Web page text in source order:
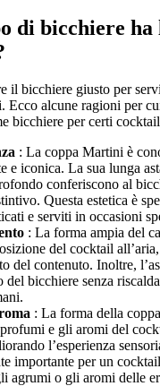
di bicchiere ha
il bicchiere giusto per
Ecco alcune ragioni per
bicchiere per certi
: La coppa Martini è
e iconica. La sua lunga
conferiscono al
Questa estetica è
e serviti in occasioni
: La forma ampia del
del cocktail
del contenuto. Inoltre,
del bicchiere senza
: La forma della
e gli aromi del
l’esperienza
importante per un
agrumi o gli aromi delle